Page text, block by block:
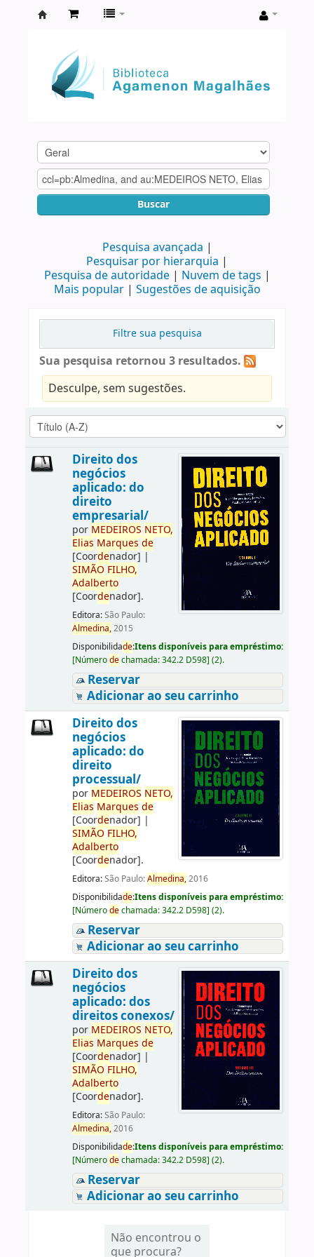
Agamenon
Magalhães
Buscar
Pesquisa avançada
Pesquisar por hierarquia
Pesquisa de autoridade
Nuvem de tags
Mais popular
Sugestões de aquisição
Filtre sua pesquisa
Sua pesquisa retornou 3 resultados.
Desculpe, sem sugestões.
Direito dos
negócios
aplicado: do
direito
empresarial/
por MEDEIROS NETO,
Elias Marques de
[Coordenador] |
SIMÃO FILHO,
Adalberto
[Coordenador].
Editora:São Paulo:
Almedina,2015
Disponibilidade:Itens disponíveis para empréstimo:
[Númerodechamada:342.2 D598] (2).
Reservar
Adicionar ao seu carrinho
Direito dos
negócios
aplicado: do
direito
processual/
por MEDEIROS NETO,
Elias Marques de
[Coordenador] |
SIMÃO FILHO,
Adalberto
[Coordenador].
Editora:São Paulo:Almedina,2016
Disponibilidade:Itens disponíveis para empréstimo:
[Númerodechamada:342.2 D598] (2).
Reservar
Adicionar ao seu carrinho
Direito dos
negócios
aplicado: dos
direitos conexos/
por MEDEIROS NETO,
Elias Marques de
[Coordenador] |
SIMÃO FILHO,
Adalberto
[Coordenador].
Editora:São Paulo:
Almedina,2016
Disponibilidade:Itens disponíveis para empréstimo:
[Númerodechamada:342.2 D598] (2).
Reservar
Adicionar ao seu carrinho
Não encontrou o
que procura?